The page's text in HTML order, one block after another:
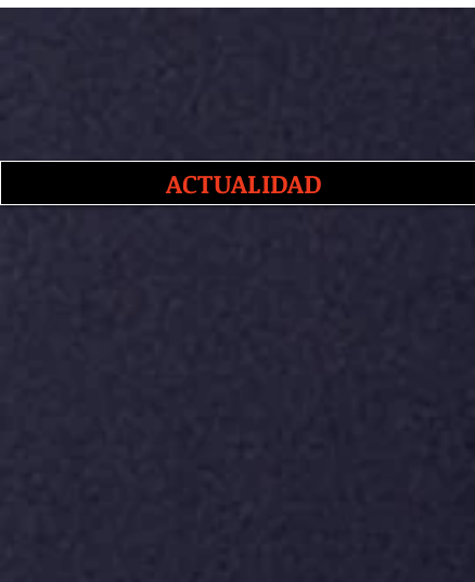
ACTUALIDAD